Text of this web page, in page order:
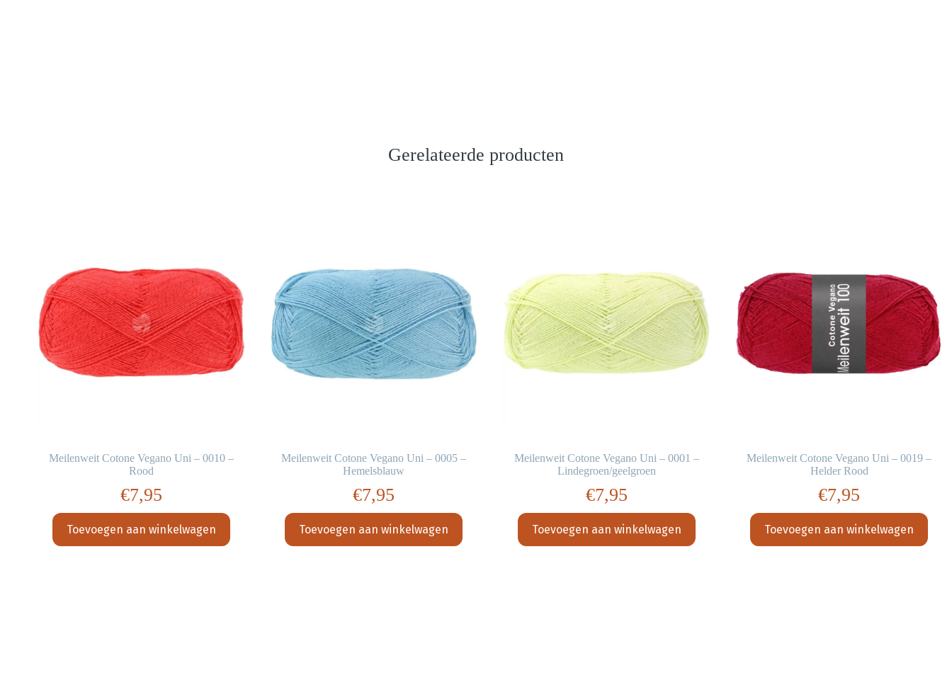
Gerelateerde producten
Meilenweit Cotone Vegano Uni – 0010 –
Rood
€7,95
Toevoegen aan winkelwagen
Meilenweit Cotone Vegano Uni – 0005 –
Hemelsblauw
€7,95
Toevoegen aan winkelwagen
Meilenweit Cotone Vegano Uni – 0001 –
Lindegroen/geelgroen
€7,95
Toevoegen aan winkelwagen
Meilenweit Cotone Vegano Uni – 0019 –
Helder Rood
€7,95
Toevoegen aan winkelwagen